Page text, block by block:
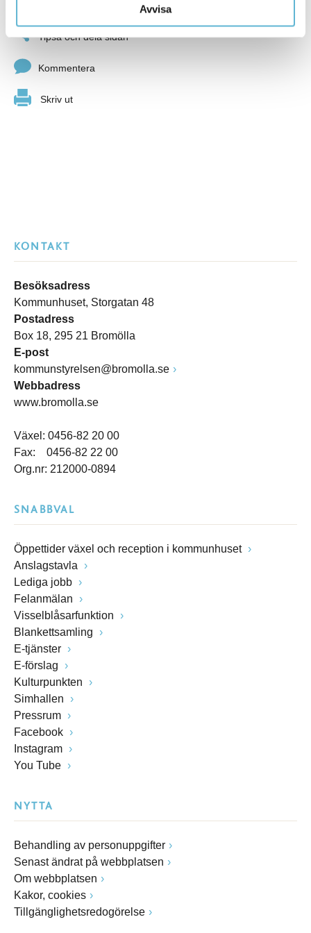
Avvisa
den 21 November 2024
Tipsa och dela sidan
Kommentera
Skriv ut
KONTAKT
Besöksadress
Kommunhuset, Storgatan 48
Postadress
Box 18, 295 21 Bromölla
E-post
kommunstyrelsen@bromolla.se
Webbadress
www.bromolla.se
Växel: 0456-82 20 00
Fax: 0456-82 22 00
Org.nr: 212000-0894
SNABBVAL
Öppettider växel och reception i kommunhuset
Anslagstavla
Lediga jobb
Felanmälan
Visselblåsarfunktion
Blankettsamling
E-tjänster
E-förslag
Kulturpunkten
Simhallen
Pressrum
Facebook
Instagram
You Tube
NYTTA
Behandling av personuppgifter
Senast ändrat på webbplatsen
Om webbplatsen
Kakor, cookies
Tillgänglighetsredogörelse